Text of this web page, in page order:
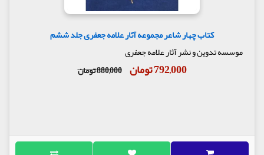
کتاب چهار شاعر مجموعه آثار علامه جعفری جلد ششم
موسسه تدوین و نشر آثار علامه جعفری
792,000 تومان 880,000 تومان